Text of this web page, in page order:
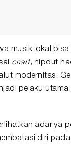
musik lokal
chart, hipdut
modernitas.
pelaku
adanya
diri